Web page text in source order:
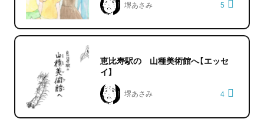
堺あさみ 5
恵比寿駅の 山種美術館へ【エッセ
イ】
堺あさみ 4